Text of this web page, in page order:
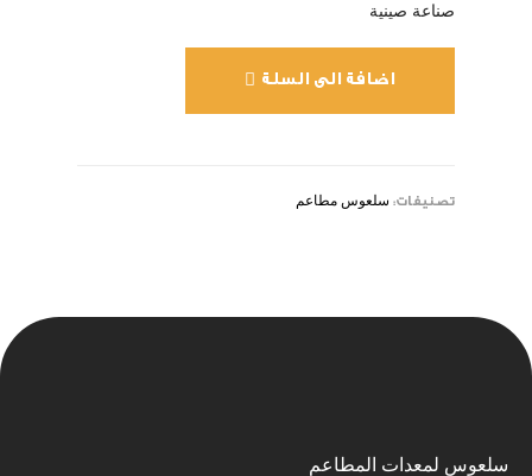
صناعة صينية
اضافة الى السلة
تصنيفات: سلعوس مطاعم
سلعوس لمعدات المطاعم